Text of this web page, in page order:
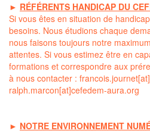
► RÉFÉRENTS HANDICAP DU
Si vous êtes en situation de
besoins. Nous étudions chaque
nous faisons toujours notre
attentes. Si vous estimez être en
formations et correspondre aux
à nous contacter :
ralph.marcon[at]cefedem-aura.org
► NOTRE ENVIRONNEMENT